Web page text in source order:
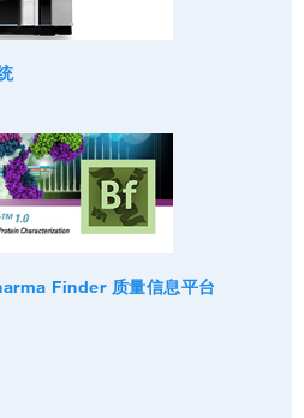
Finder 质量信息平台